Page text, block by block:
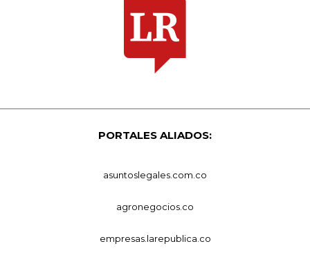
PORTALES ALIADOS:
asuntoslegales.com.co
agronegocios.co
empresas.larepublica.co